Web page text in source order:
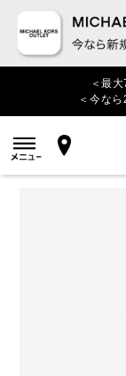
＜最
＜今な